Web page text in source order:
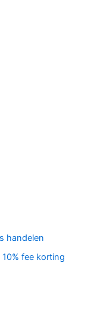
handelen
fee korting